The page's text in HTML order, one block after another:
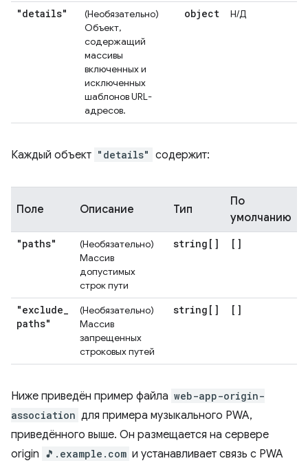
"details"
(Необязательно)
Объект,
содержащий
массивы
включенных и
исключенных
шаблонов URL-
адресов.
object Н/Д
Каждый объект "details" содержит:
Поле Описание Тип
По
умолчанию
"paths"
(Необязательно)
Массив
допустимых
строк пути
string[] []
"exclude_
paths"
(Необязательно)
Массив
запрещенных
строковых путей
string[] []
Ниже приведён пример файла web-app-origin-
association для примера музыкального PWA,
приведённого выше. Он размещается на сервере
origin 🎵.example.com и устанавливает связь с PWA